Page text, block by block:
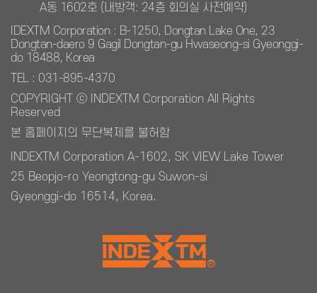
A동 1602호 (내방객: 24층 회의실 사전예약)
IDEXTM Corporation : B-1250, Dongtan Lake One, 23
Dongtan-daero 9 Gagil Dongtan-gu Hwaseong-si Gyeonggi-
do 18488, Korea
TEL : 031-895-4370
COPYRIGHT ⓒ INDEXTM Corporation All Rights
Reserved
본 홈페이지의 무단복제를 불허함
INDEXTM Corporation A-1602, SK VIEW Lake Tower
25 Beopjo-ro Yeongtong-gu Suwon-si
Gyeonggi-do 16514, Korea.